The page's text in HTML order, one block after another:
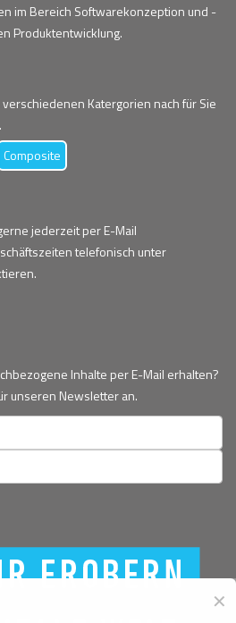
im Bereich Softwarekonzeption und -
Produktentwicklung.
Katergorien nach für Sie
Composite
jederzeit per E-Mail
telefonisch unter
Inhalte per E-Mail erhalten?
unseren Newsletter an.
✕